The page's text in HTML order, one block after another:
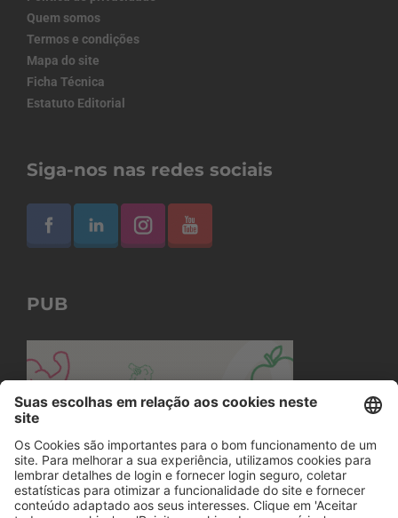
Quem somos
Termos e condições
Mapa do site
Ficha Técnica
Estatuto Editorial
Siga-nos nas redes sociais
PUB